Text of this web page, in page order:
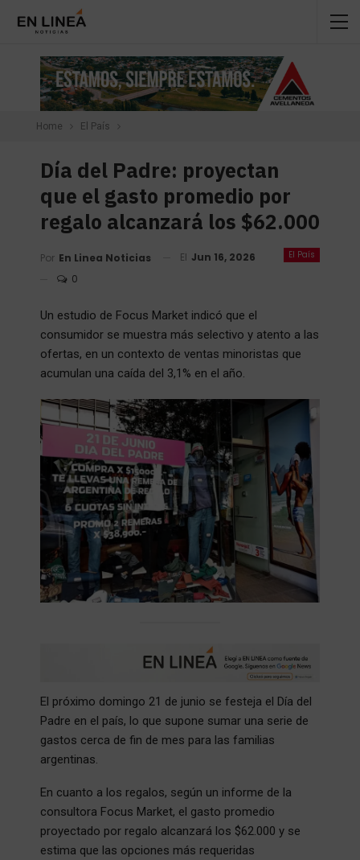
Home El País
Día del Padre: proyectan
que el gasto promedio por
regalo alcanzará los $62.000
El País
Por En Linea Noticias El Jun 16, 2026
0
Un estudio de Focus Market indicó que el
consumidor se muestra más selectivo y atento a las
ofertas, en un contexto de ventas minoristas que
acumulan una caída del 3,1% en el año.
El próximo domingo 21 de junio se festeja el Día del
Padre en el país, lo que supone sumar una serie de
gastos cerca de fin de mes para las familias
argentinas.
En cuanto a los regalos, según un informe de la
consultora Focus Market, el gasto promedio
proyectado por regalo alcanzará los $62.000 y se
estima que las opciones más requeridas